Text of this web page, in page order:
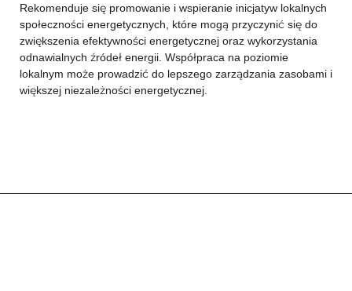
Rekomenduje się promowanie i wspieranie inicjatyw lokalnych
społeczności energetycznych, które mogą przyczynić się do
zwiększenia efektywności energetycznej oraz wykorzystania
odnawialnych źródeł energii. Współpraca na poziomie
lokalnym może prowadzić do lepszego zarządzania zasobami i
większej niezależności energetycznej.